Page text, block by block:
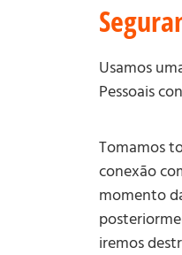
Usamos
Pessoais
Tomamos
conexão
momento
iremos